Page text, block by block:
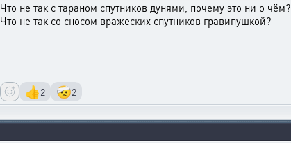
Что не так с тараном спутников дунями, почему это ни о чём?
Что не так со сносом вражеских спутников гравипушкой?
👍2 🤕2